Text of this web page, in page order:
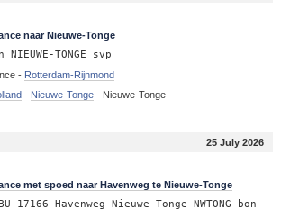
naar Nieuwe-Tonge
NIEUWE-TONGE svp
- Rotterdam-Rijnmond
- Nieuwe-Tonge- Nieuwe-Tonge
25 July 2026
met spoed naar Havenweg te Nieuwe-Tonge
17166 Havenweg Nieuwe-Tonge NWTONG bon